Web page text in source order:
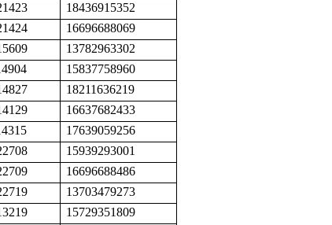
18436915352
16696688069
13782963302
15837758960
18211636219
16637682433
17639059256
15939293001
16696688486
13703479273
15729351809